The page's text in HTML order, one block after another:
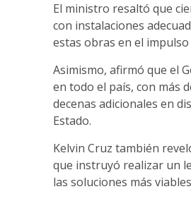
El ministro resaltó que
con instalaciones
estas obras en el
Asimismo, afirmó que el
en todo el país, con más
decenas adicionales en
Estado.
Kelvin Cruz también
que instruyó realizar un
las soluciones más